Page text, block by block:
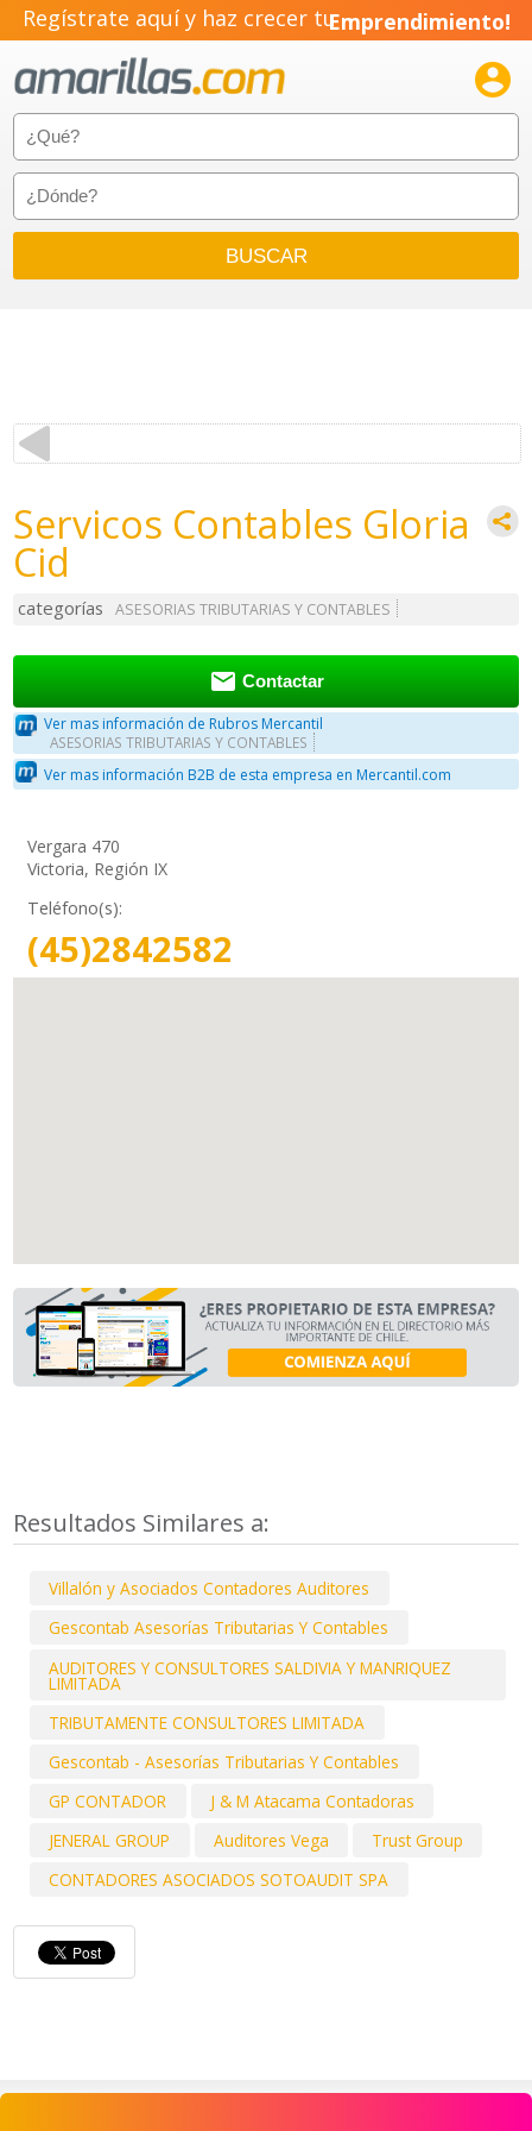
Regístrate aquí y haz crecer tuEmprendimiento!

Servicos Contables Gloria
Cid
categorías ASESORIAS TRIBUTARIAS Y CONTABLES
 Contactar
Ver mas información de Rubros Mercantil
ASESORIAS TRIBUTARIAS Y CONTABLES
Ver mas información B2B de esta empresa en Mercantil.com
Vergara 470
Victoria, Región IX
Teléfono(s):
(45)2842582
Resultados Similares a:
Villalón y Asociados Contadores Auditores
Gescontab Asesorías Tributarias Y Contables
AUDITORES Y CONSULTORES SALDIVIA Y MANRIQUEZ
LIMITADA
TRIBUTAMENTE CONSULTORES LIMITADA
Gescontab - Asesorías Tributarias Y Contables
GP CONTADOR
J & M Atacama Contadoras
JENERAL GROUP
Auditores Vega
Trust Group
CONTADORES ASOCIADOS SOTOAUDIT SPA